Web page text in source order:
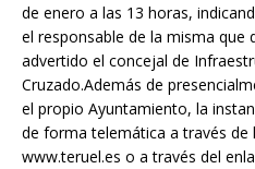
de enero a las 13 horas,
el responsable de la misma que
advertido el concejal de
Cruzado.Además de
el propio Ayuntamiento, la
de forma telemática a través de
www.teruel.es o a través del